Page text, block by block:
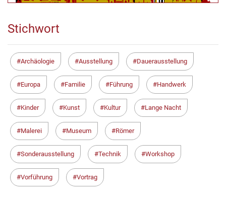
Stichwort
Archäologie Ausstellung Dauerausstellung
Europa Familie Führung Handwerk
Kinder Kunst Kultur Lange Nacht
Malerei Museum Römer
Sonderausstellung Technik Workshop
Vorführung Vortrag